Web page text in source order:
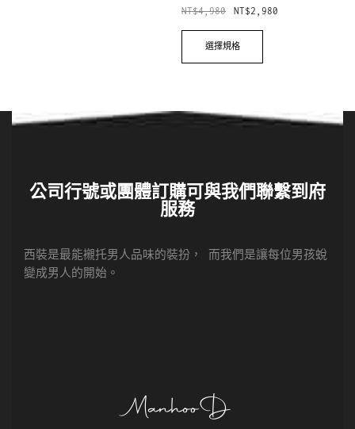
NT$4,980 NT$2,980
選擇規格
公司行號或團體訂購可與我們聯繫到府
服務
西裝是最能襯托男人品味的裝扮， 而我們是讓每位男孩蛻
變成男人的開始。